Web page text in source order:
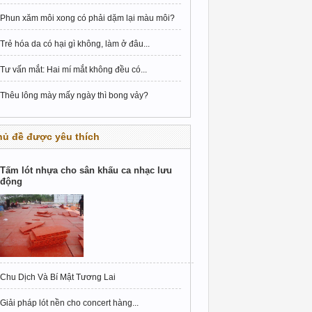
Phun xăm môi xong có phải dặm lại màu môi?
Trẻ hóa da có hại gì không, làm ở đâu...
Tư vấn mắt: Hai mí mắt không đều có...
Thêu lông mày mấy ngày thì bong vảy?
đề được yêu thích
Tấm lót nhựa cho sân khấu ca nhạc lưu
động
Chu Dịch Và Bí Mật Tương Lai
Giải pháp lót nền cho concert hàng...